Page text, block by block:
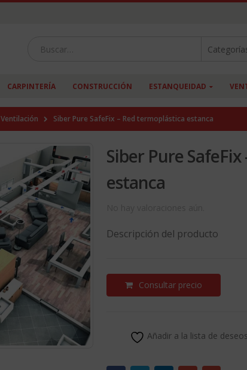
CARPINTERÍA CONSTRUCCIÓN ESTANQUEIDAD
Ventilación Siber Pure SafeFix – Red termoplástica estanca
Siber Pure
estanca
Descripción del producto
Consultar precio
Añadir a la lista de deseos